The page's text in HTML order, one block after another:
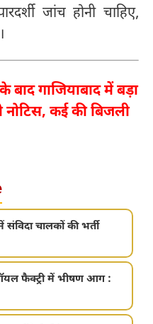
जांच होनी चाहिए,
गाजियाबाद में बड़ा
कई की बिजली
संविदा चालकों की भर्ती
फैक्ट्री में भीषण आग :